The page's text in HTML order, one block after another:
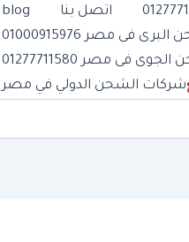
blog اتصل بنا
فى مصر 01000915976
فى مصر 01277711580
شركات الشحن الدولي في مصر